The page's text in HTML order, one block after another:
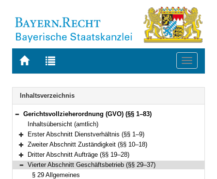
Zur
BAYERN.RECHT
Zur
letzten
Suche
Toggle
Navigation
Inhaltsverzeichnis
Bereich reduzieren
Gerichtsvollzieherordnung (GVO) (§§ 1–83)
Inhaltsübersicht (amtlich)
Bereich erweitern
Erster Abschnitt Dienstverhältnis (§§ 1–9)
Bereich erweitern
Zweiter Abschnitt Zuständigkeit (§§ 10–18)
Bereich erweitern
Dritter Abschnitt Aufträge (§§ 19–28)
Bereich reduzieren
Vierter Abschnitt Geschäftsbetrieb (§§ 29–37)
§ 29 Allgemeines